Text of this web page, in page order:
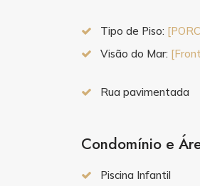
Tipo de Piso:
Visão do Mar:
Rua pavimentada
Condomínio e
Piscina Infantil